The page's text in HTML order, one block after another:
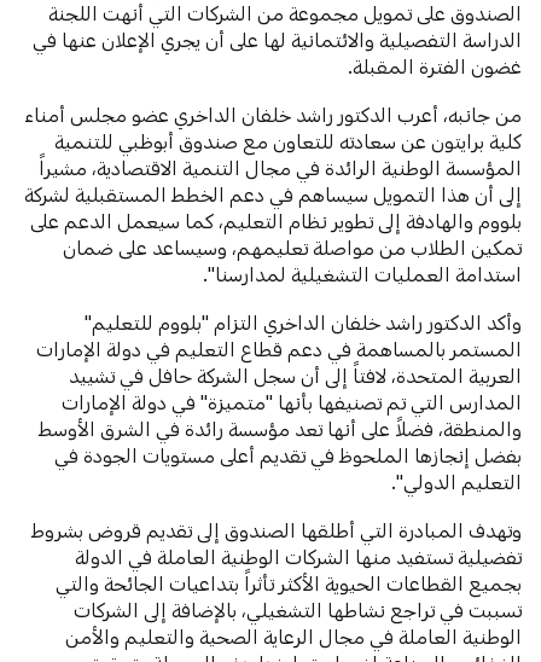
الصندوق على تمويل مجموعة من الشركات التي أنهت اللجنة
الدراسة التفصيلية والائتمانية لها على أن يجري الإعلان عنها في
غضون الفترة المقبلة.
من جانبه، أعرب الدكتور راشد خلفان الداخري عضو مجلس أمناء
كلية برايتون عن سعادته للتعاون مع صندوق أبوظبي للتنمية
المؤسسة الوطنية الرائدة في مجال التنمية الاقتصادية، مشيراً
إلى أن هذا التمويل سيساهم في دعم الخطط المستقبلية لشركة
بلووم والهادفة إلى تطوير نظام التعليم، كما سيعمل الدعم على
تمكين الطلاب من مواصلة تعليمهم، وسيساعد على ضمان
استدامة العمليات التشغيلية لمدارسنا".
وأكد الدكتور راشد خلفان الداخري التزام "بلووم للتعليم"
المستمر بالمساهمة في دعم قطاع التعليم في دولة الإمارات
العربية المتحدة، لافتاً إلى أن سجل الشركة حافل في تشييد
المدارس التي تم تصنيفها بأنها "متميزة" في دولة الإمارات
والمنطقة، فضلاً على أنها تعد مؤسسة رائدة في الشرق الأوسط
بفضل إنجازها الملحوظ في تقديم أعلى مستويات الجودة في
التعليم الدولي".
وتهدف المبادرة التي أطلقها الصندوق إلى تقديم قروض بشروط
تفضيلية تستفيد منها الشركات الوطنية العاملة في الدولة
بجميع القطاعات الحيوية الأكثر تأثراً بتداعيات الجائحة والتي
تسببت في تراجع نشاطها التشغيلي، بالإضافة إلى الشركات
الوطنية العاملة في مجال الرعاية الصحية والتعليم والأمن